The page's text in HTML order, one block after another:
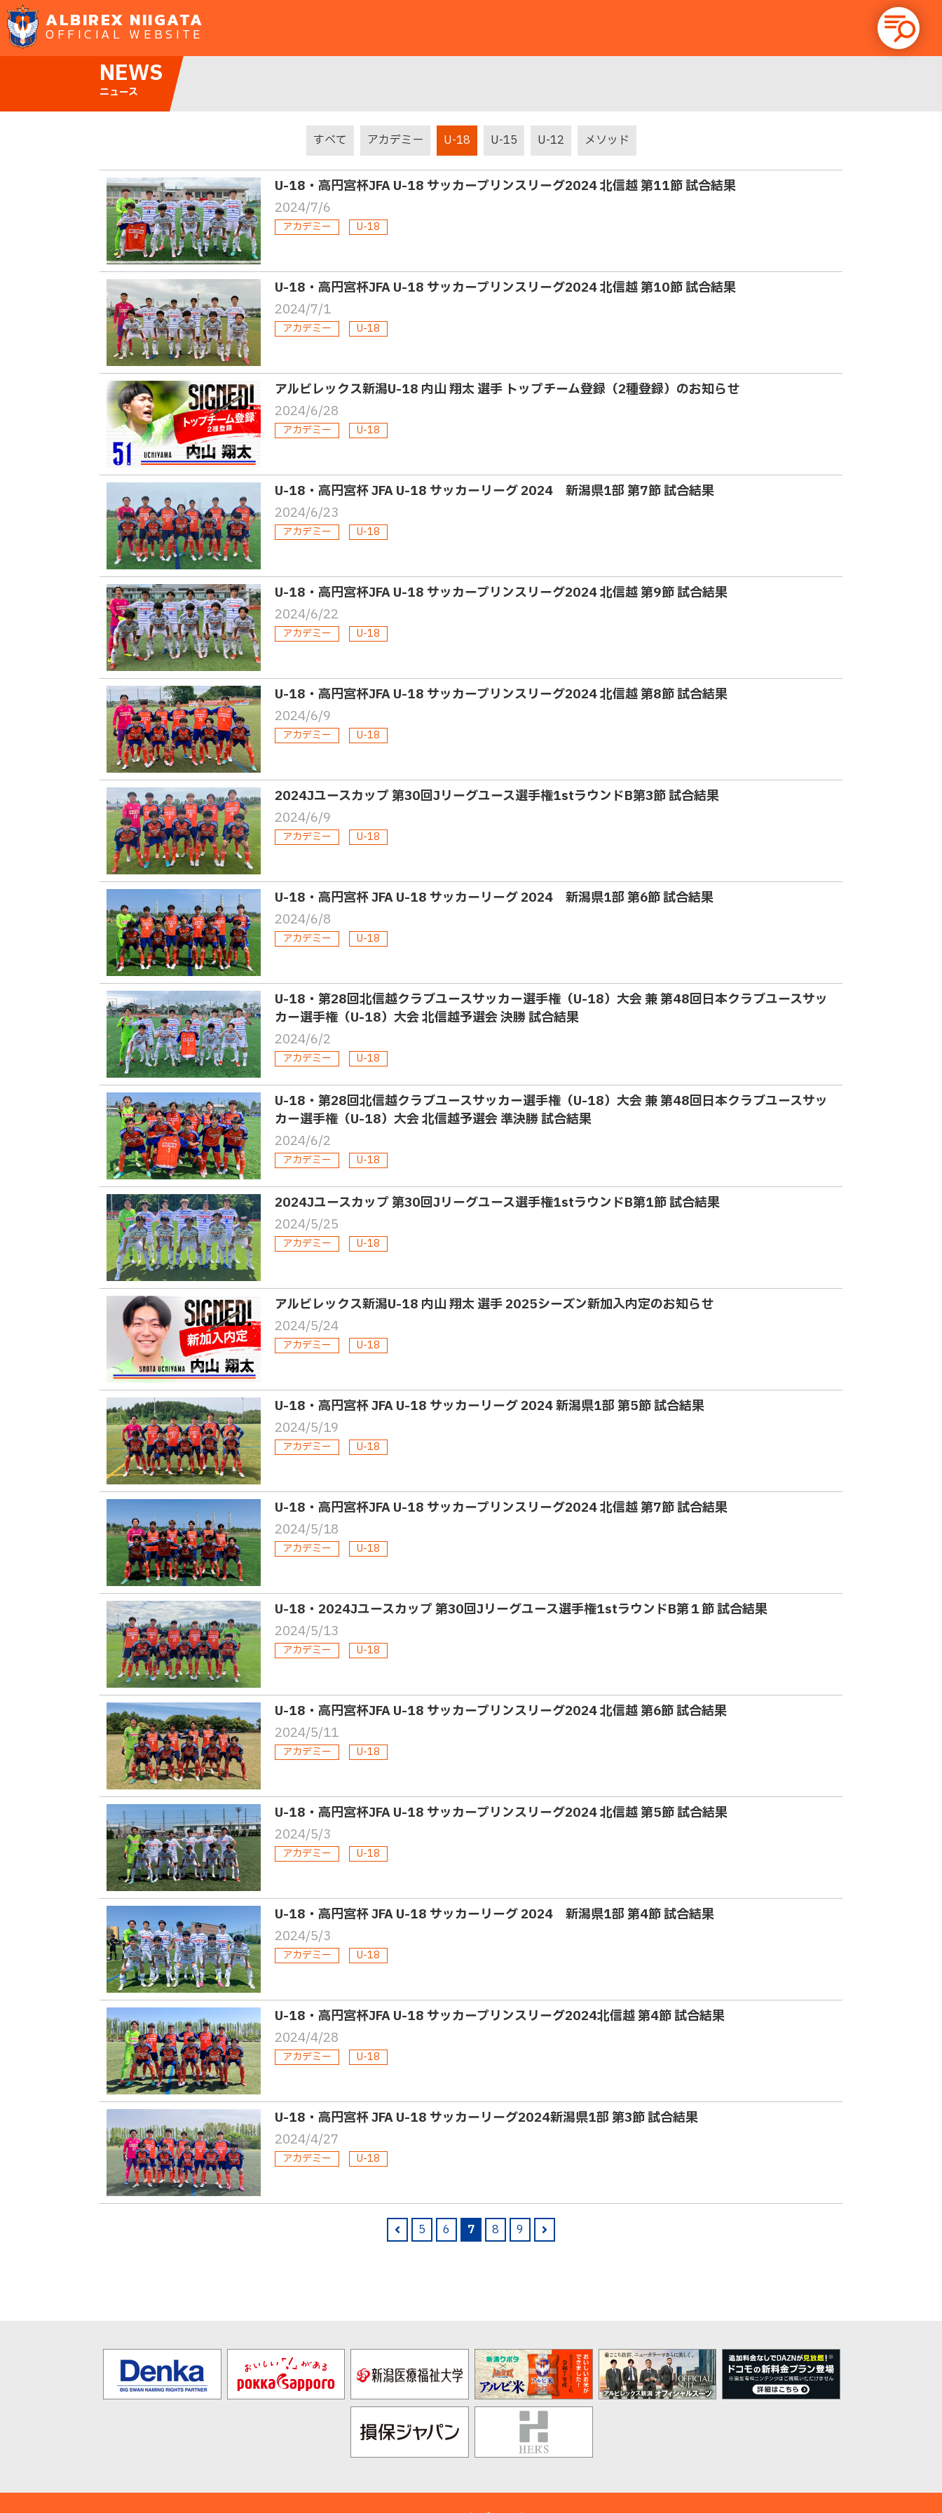
ALBIREX NIIGATA
OFFICIAL WEBSITE
NEWS
ニュース
すべて アカデミー U-18 U-15 U-12 メソッド
U-18・高円宮杯JFA U-18 サッカープリンスリーグ2024 北信越 第11節 試合結果
2024/7/6
アカデミー U-18
U-18・高円宮杯JFA U-18 サッカープリンスリーグ2024 北信越 第10節 試合結果
2024/7/1
アカデミー U-18
アルビレックス新潟U-18 内山 翔太 選手 トップチーム登録（2種登録）のお知らせ
2024/6/28
アカデミー U-18
U-18・高円宮杯 JFA U-18 サッカーリーグ 2024 新潟県1部 第7節 試合結果
2024/6/23
アカデミー U-18
U-18・高円宮杯JFA U-18 サッカープリンスリーグ2024 北信越 第9節 試合結果
2024/6/22
アカデミー U-18
U-18・高円宮杯JFA U-18 サッカープリンスリーグ2024 北信越 第8節 試合結果
2024/6/9
アカデミー U-18
2024Jユースカップ 第30回Jリーグユース選手権1stラウンドB第3節 試合結果
2024/6/9
アカデミー U-18
U-18・高円宮杯 JFA U-18 サッカーリーグ 2024 新潟県1部 第6節 試合結果
2024/6/8
アカデミー U-18
U-18・第28回北信越クラブユースサッカー選手権（U-18）大会 兼 第48回日本クラブユースサッ
カー選手権（U-18）大会 北信越予選会 決勝 試合結果
2024/6/2
アカデミー U-18
U-18・第28回北信越クラブユースサッカー選手権（U-18）大会 兼 第48回日本クラブユースサッ
カー選手権（U-18）大会 北信越予選会 準決勝 試合結果
2024/6/2
アカデミー U-18
2024Jユースカップ 第30回Jリーグユース選手権1stラウンドB第1節 試合結果
2024/5/25
アカデミー U-18
アルビレックス新潟U-18 内山 翔太 選手 2025シーズン新加入内定のお知らせ
2024/5/24
アカデミー U-18
U-18・高円宮杯 JFA U-18 サッカーリーグ 2024 新潟県1部 第5節 試合結果
2024/5/19
アカデミー U-18
U-18・高円宮杯JFA U-18 サッカープリンスリーグ2024 北信越 第7節 試合結果
2024/5/18
アカデミー U-18
U-18・2024Jユースカップ 第30回Jリーグユース選手権1stラウンドB第１節 試合結果
2024/5/13
アカデミー U-18
U-18・高円宮杯JFA U-18 サッカープリンスリーグ2024 北信越 第6節 試合結果
2024/5/11
アカデミー U-18
U-18・高円宮杯JFA U-18 サッカープリンスリーグ2024 北信越 第5節 試合結果
2024/5/3
アカデミー U-18
U-18・高円宮杯 JFA U-18 サッカーリーグ 2024 新潟県1部 第4節 試合結果
2024/5/3
アカデミー U-18
U-18・高円宮杯JFA U-18 サッカープリンスリーグ2024北信越 第4節 試合結果
2024/4/28
アカデミー U-18
U-18・高円宮杯 JFA U-18 サッカーリーグ2024新潟県1部 第3節 試合結果
2024/4/27
アカデミー U-18
5 6 7 8
9